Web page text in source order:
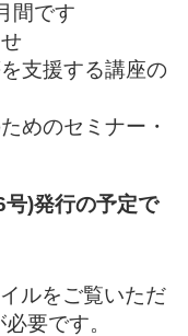
間です
支援する講座の
めのセミナー・
号)発行の予定で
ルをご覧いただ
要です。